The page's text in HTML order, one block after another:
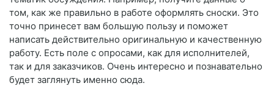
том, как же правильно в работе оформлять сноски. Это
точно принесет вам большую пользу и поможет
написать действительно оригинальную и качественную
работу. Есть поле с опросами, как для исполнителей,
так и для заказчиков. Очень интересно и познавательно
будет заглянуть именно сюда.